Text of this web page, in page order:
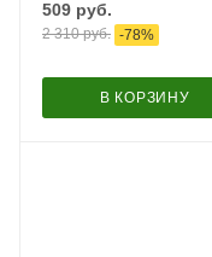
509 руб.
2 310руб. -78%
В КОРЗИНУ